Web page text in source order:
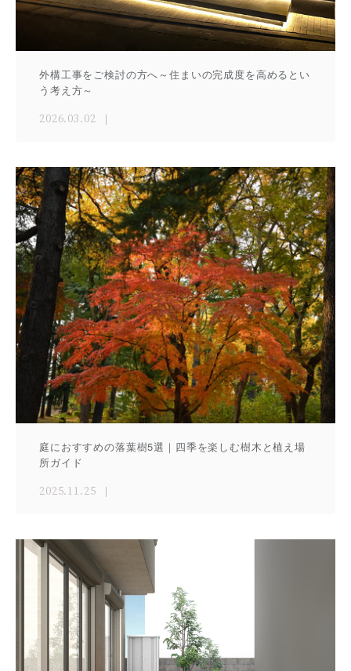
外構工事をご検討の方へ～住まいの完成度を高めるとい
う考え方～
2026.03.02
庭におすすめの落葉樹5選｜四季を楽しむ樹木と植え場
所ガイド
2025.11.25